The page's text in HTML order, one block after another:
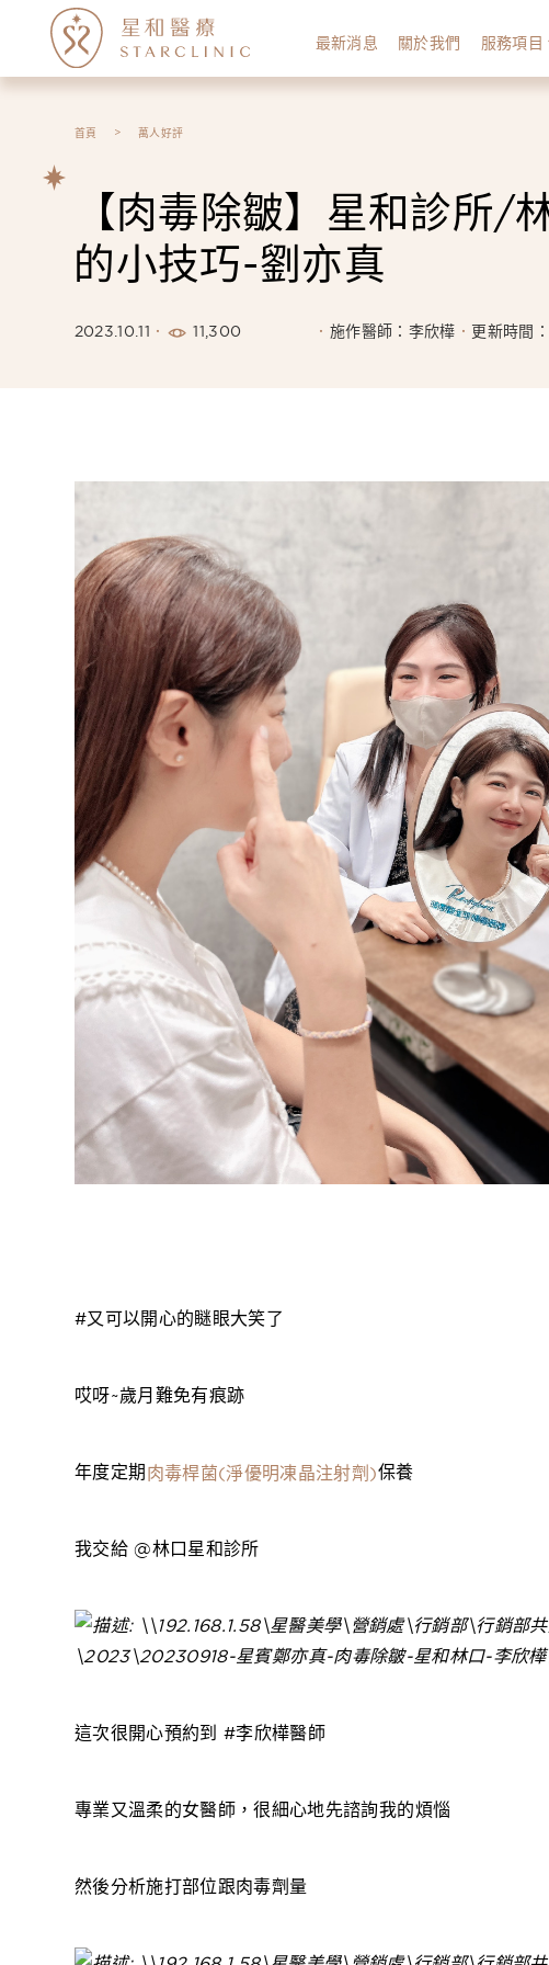
最新消息 關於我們 服務項目
首頁 萬人好評
【肉毒除皺】星和診所/
的小技巧-劉亦真
2023.10.11 11,300 施作醫師：李欣樺 更新時間
#又可以開心的瞇眼大笑了
哎呀~歲月難免有痕跡
年度定期 肉毒桿菌(淨優明凍晶注射劑)保養
我交給 @林口星和診所
這次很開心預約到 #李欣樺醫師
專業又溫柔的女醫師，很細心地先諮詢我的煩惱
然後分析施打部位跟肉毒劑量